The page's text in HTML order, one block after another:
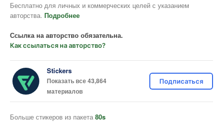
Бесплатно для личных и коммерческих целей с указанием
авторства. Подробнее
Ссылка на авторство обязательна.
Как ссылаться на авторство?
Stickers
Показать все 43,864
материалов
Подписаться
Больше стикеров из пакета 80s